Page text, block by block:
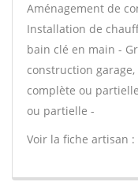
Aménagement de
Installation de
bain clé en main -
construction
complète ou
ou partielle -
Voir la fiche artisan :